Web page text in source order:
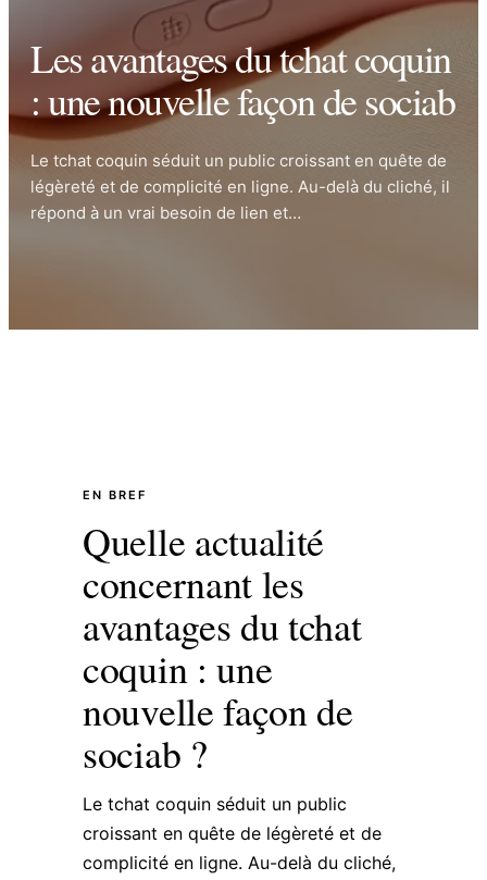
Les avantages du tchat coquin
: une nouvelle façon de sociab
Le tchat coquin séduit un public croissant en quête de
légèreté et de complicité en ligne. Au-delà du cliché, il
répond à un vrai besoin de lien et…
EN BREF
Quelle actualité
concernant les
avantages du tchat
coquin : une
nouvelle façon de
sociab ?
Le tchat coquin séduit un public
croissant en quête de légèreté et de
complicité en ligne. Au-delà du cliché,